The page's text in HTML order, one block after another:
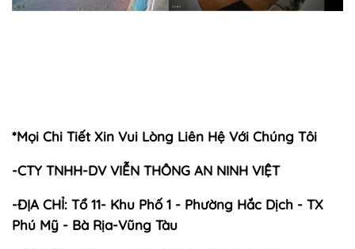
*Mọi Chi Tiết Xin Vui Lòng Liên Hệ Với Chúng Tôi
-CTY TNHH-DV VIỄN THÔNG AN NINH VIỆT
-ĐỊA CHỈ: Tổ 11- Khu Phố 1 - Phường Hắc Dịch - TX
Phú Mỹ - Bà Rịa-Vũng Tàu